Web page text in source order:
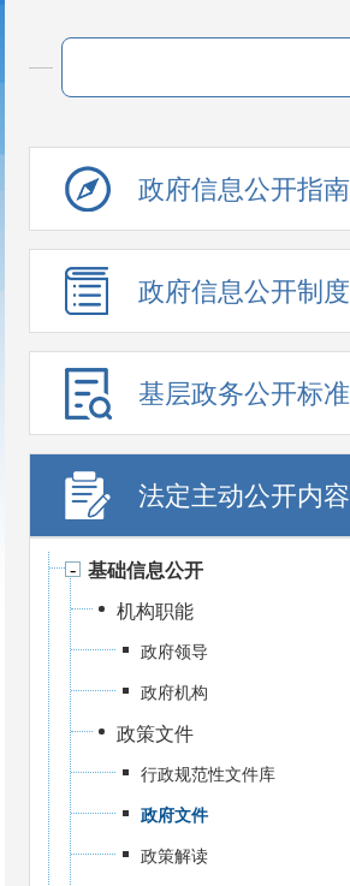
政府信息公开指南
政府信息公开制度
基层政务公开标准
法定主动公开内容
基础信息公开
机构职能
政府领导
政府机构
政策文件
行政规范性文件库
政府文件
政策解读